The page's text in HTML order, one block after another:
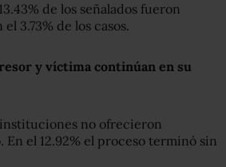
de los señalados fueron
3.73% de los casos.
y víctima continúan en su
no ofrecieron
el 12.92% el proceso terminó sin